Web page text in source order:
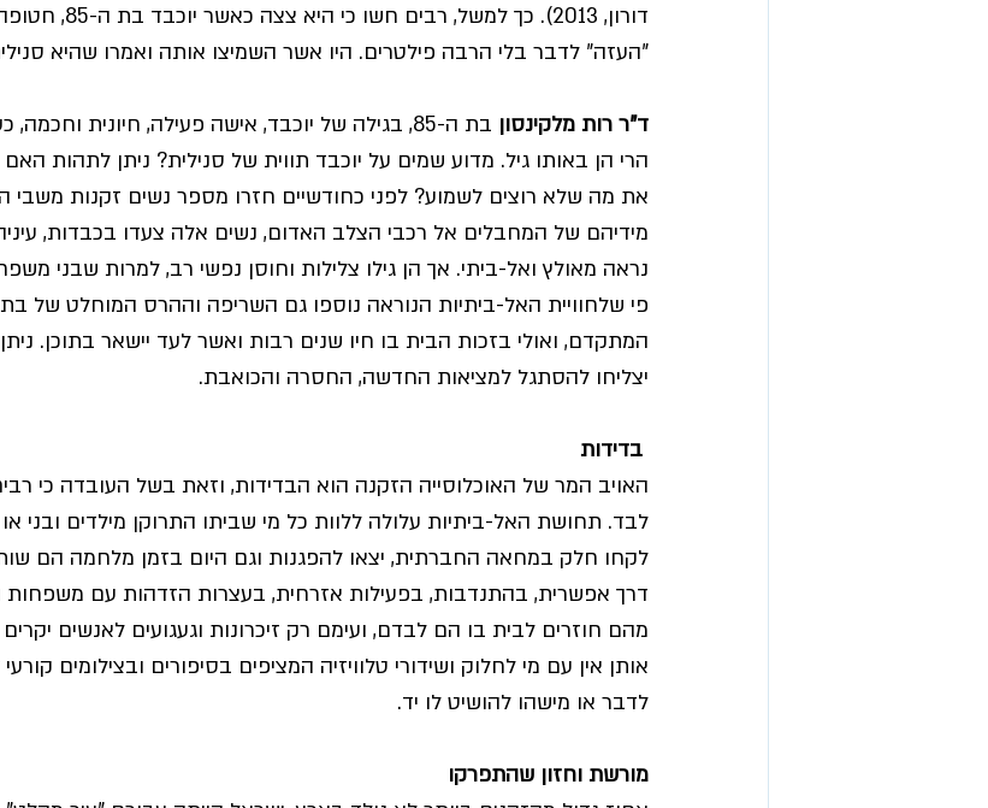
דורון, 2013). כך
"העזה" לדבר בלי הרבה פילטרים. היו אשר השמיצו אותה ואמרו שהיא
ד"ר רות מלקינסון
בת ה-85, בגילה של יוכבד, אישה פעילה, חיונית
הרי הן באותו גיל. מדוע שמים על יוכבד תווית של סנילית? ניתן לתהות
את מה שלא רוצים לשמוע? לפני כחודשיים חזרו מספר נשים זקנות
מידיהם של המחבלים אל רכבי הצלב האדום, נשים אלה צעדו בכבדות, עיניהן
נראה מאולץ ואל-ביתי. אך הן גילו צלילות וחוסן נפשי רב, למרות שבני
פי שלחוויית האל-ביתיות הנוראה נוספו גם השריפה וההרס המוחלט של
המתקדם, ואולי בזכות הבית בו חיו שנים רבות ואשר לעד יישאר בתוכן.
יצליחו להסתגל למציאות החדשה, החסרה והכואבת.
בדידות
האויב המר של האוכלוסייה הזקנה הוא הבדידות, וזאת בשל העובדה כי
לבד. תחושת האל-ביתיות עלולה ללוות כל מי שביתו התרוקן מילדים ובני
לקחו חלק במחאה החברתית, יצאו להפגנות וגם היום בזמן מלחמה הם
דרך אפשרית, בהתנדבות, בפעילות אזרחית, בעצרות הזדהות עם משפחות
מהם חוזרים לבית בו הם לבדם, ועימם רק זיכרונות וגעגועים לאנשים
אותן אין עם מי לחלוק ושידורי טלוויזיה המציפים בסיפורים ובצילומים
לדבר או מישהו להושיט לו יד.
מורשת וחזון שהתפרקו